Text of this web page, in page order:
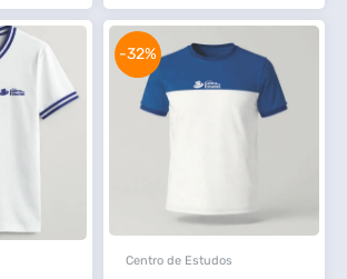
Centro de Estudos
-32%